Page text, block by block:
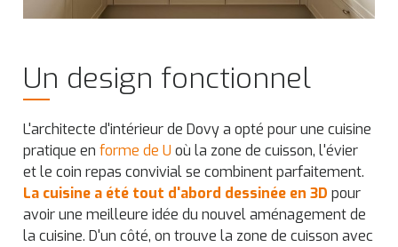
Un design fonctionnel
L'architecte d'intérieur de Dovy a opté pour une cuisine
pratique enforme de U où la zone de cuisson, l'évier
et le coin repas convivial se combinent parfaitement.
La cuisine a été tout d'abord dessinée en 3D pour
avoir une meilleure idée du nouvel aménagement de
la cuisine. D'un côté, on trouve la zone de cuisson avec